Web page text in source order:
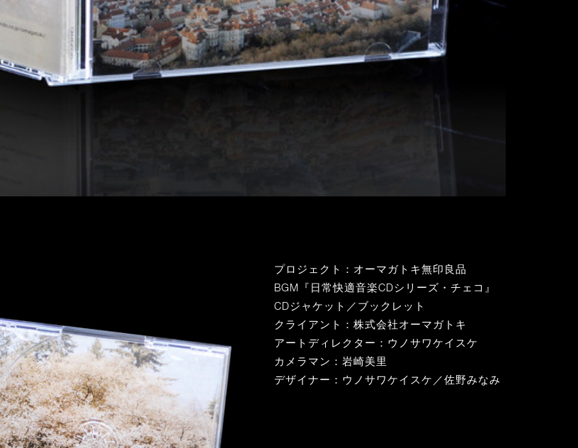
プロジェクト：オーマガトキ無印良品
BGM『日常快適音楽CDシリーズ・チェコ』
CDジャケット／ブックレット
クライアント：株式会社オーマガトキ
アートディレクター：ウノサワケイスケ
カメラマン：岩崎美里
デザイナー：ウノサワケイスケ／佐野みなみ